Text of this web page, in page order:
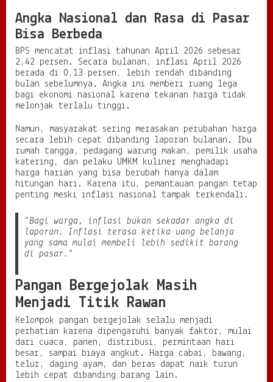
W
g
a
Angka Nasional dan Rasa di Pasar
Bisa Berbeda
BPS mencatat inflasi tahunan April 2026 sebesar
2,42 persen. Secara bulanan, inflasi April 2026
berada di 0,13 persen, lebih rendah dibanding
bulan sebelumnya. Angka ini memberi ruang lega
bagi ekonomi nasional karena tekanan harga tidak
melonjak terlalu tinggi.
Namun, masyarakat sering merasakan perubahan harga
secara lebih cepat dibanding laporan bulanan. Ibu
rumah tangga, pedagang warung makan, pemilik usaha
katering, dan pelaku UMKM kuliner menghadapi
harga harian yang bisa berubah hanya dalam
hitungan hari. Karena itu, pemantauan pangan tetap
penting meski inflasi nasional tampak terkendali.
“Bagi warga, inflasi bukan sekadar angka di
laporan. Inflasi terasa ketika uang belanja
yang sama mulai membeli lebih sedikit barang
di pasar.”
Pangan Bergejolak Masih
Menjadi Titik Rawan
Kelompok pangan bergejolak selalu menjadi
perhatian karena dipengaruhi banyak faktor, mulai
dari cuaca, panen, distribusi, permintaan hari
besar, sampai biaya angkut. Harga cabai, bawang,
telur, daging ayam, dan beras dapat naik turun
lebih cepat dibanding barang lain.